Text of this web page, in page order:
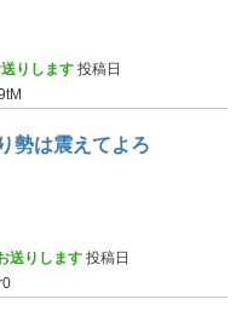
りします 投稿日
勢は震えてよろ
送りします 投稿日